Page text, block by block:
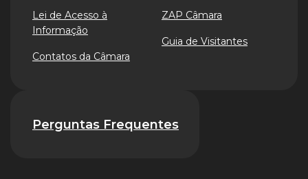
Lei de Acesso à
Informação
Contatos da Câmara
ZAP Câmara
Guia de Visitantes
Perguntas Frequentes